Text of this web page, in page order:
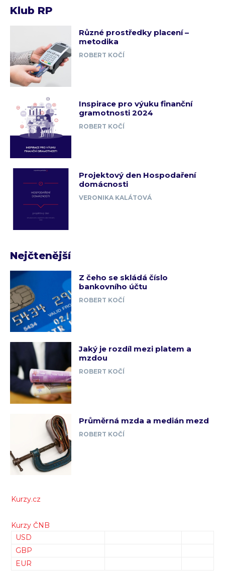
Klub RP
Různé prostředky placení –
metodika
ROBERT KOČÍ
Inspirace pro výuku finanční
gramotnosti 2024
ROBERT KOČÍ
Projektový den Hospodaření
domácnosti
VERONIKA KALÁTOVÁ
Nejčtenější
Z čeho se skládá číslo
bankovního účtu
ROBERT KOČÍ
Jaký je rozdíl mezi platem a
mzdou
ROBERT KOČÍ
Průměrná mzda a medián mezd
ROBERT KOČÍ
Kurzy.cz
Kurzy ČNB
USD
GBP
EUR